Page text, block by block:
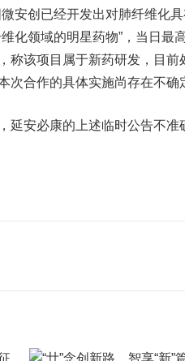
安创已经开发出对肺纤维化
化领域的明星药物”，当日最
称该项目属于新药研发，目
次合作的具体实施尚存在不确
安必康的上述临时公告不准